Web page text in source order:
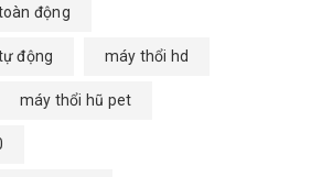
động
động máy thổi hd
máy thổi hũ pet